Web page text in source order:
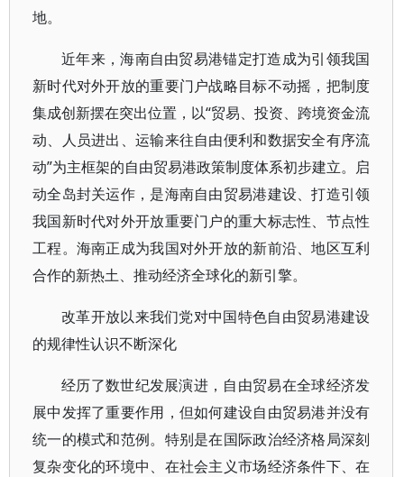
地。
近年来，海南自由贸易港锚定打造成为引领我国
新时代对外开放的重要门户战略目标不动摇，把制度
集成创新摆在突出位置，以“贸易、投资、跨境资金流
动、人员进出、运输来往自由便利和数据安全有序流
动”为主框架的自由贸易港政策制度体系初步建立。启
动全岛封关运作，是海南自由贸易港建设、打造引领
我国新时代对外开放重要门户的重大标志性、节点性
工程。海南正成为我国对外开放的新前沿、地区互利
合作的新热土、推动经济全球化的新引擎。
改革开放以来我们党对中国特色自由贸易港建设
的规律性认识不断深化
经历了数世纪发展演进，自由贸易在全球经济发
展中发挥了重要作用，但如何建设自由贸易港并没有
统一的模式和范例。特别是在国际政治经济格局深刻
复杂变化的环境中、在社会主义市场经济条件下、在